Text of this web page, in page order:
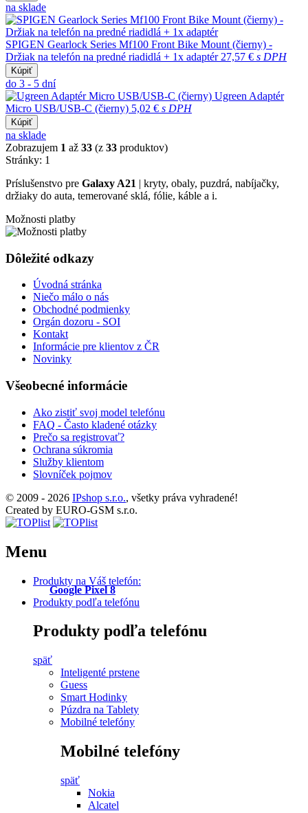
na sklade
SPIGEN Gearlock Series Mf100 Front Bike Mount (čierny) -
Držiak na telefón na predné riadidlá + 1x adaptér 27,57 € s DPH
Kúpiť
do 3 - 5 dní
Ugreen Adaptér
Micro USB/USB-C (čierny) 5,02 € s DPH
Kúpiť
na sklade
Zobrazujem 1 až 33 (z 33 produktov)
Stránky: 1
Príslušenstvo pre Galaxy A21 | kryty, obaly, puzdrá, nabíjačky,
držiaky do auta, temerované sklá, fólie, káble a i.
Možnosti platby
Dôležité odkazy
Úvodná stránka
Niečo málo o nás
Obchodné podmienky
Orgán dozoru - SOI
Kontakt
Informácie pre klientov z ČR
Novinky
Všeobecné informácie
Ako zistiť svoj model telefónu
FAQ - Často kladené otázky
Prečo sa registrovať?
Ochrana súkromia
Služby klientom
Slovníček pojmov
© 2009 - 2026 IPshop s.r.o., všetky práva vyhradené!
Created by EURO-GSM s.r.o.
Menu
Produkty na Váš telefón:
Google Pixel 8
Produkty podľa telefónu
Produkty podľa telefónu
späť
Inteligenté prstene
Guess
Smart Hodinky
Púzdra na Tablety
Mobilné telefóny
Mobilné telefóny
späť
Nokia
Alcatel